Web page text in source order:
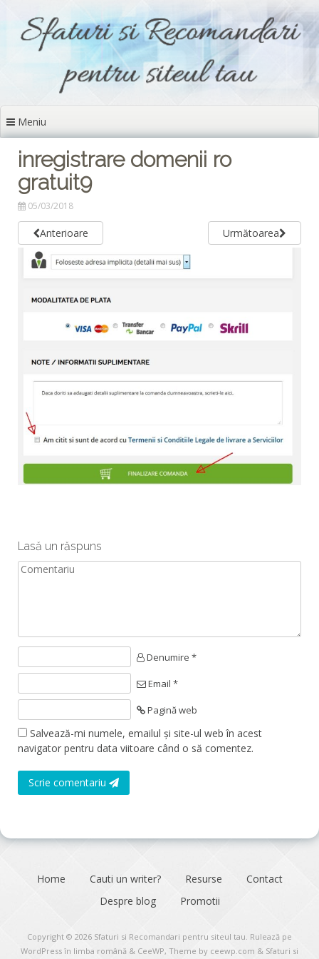
conținut
Meniu
inregistrare domenii ro
gratuit9
05/03/2018
Anterioare Următoarea
Lasă un răspuns
Denumire *
Email *
Pagină web
Salvează-mi numele, emailul și site-ul web în acest
navigator pentru data viitoare când o să comentez.
Scrie comentariu
Home Cauti un writer? Resurse
Contact
Despre blog
Promotii
Copyright © 2026 Sfaturi si Recomandari pentru siteul tau. Rulează pe
WordPress în limba română & CeeWP, Theme by ceewp.com & Sfaturi si